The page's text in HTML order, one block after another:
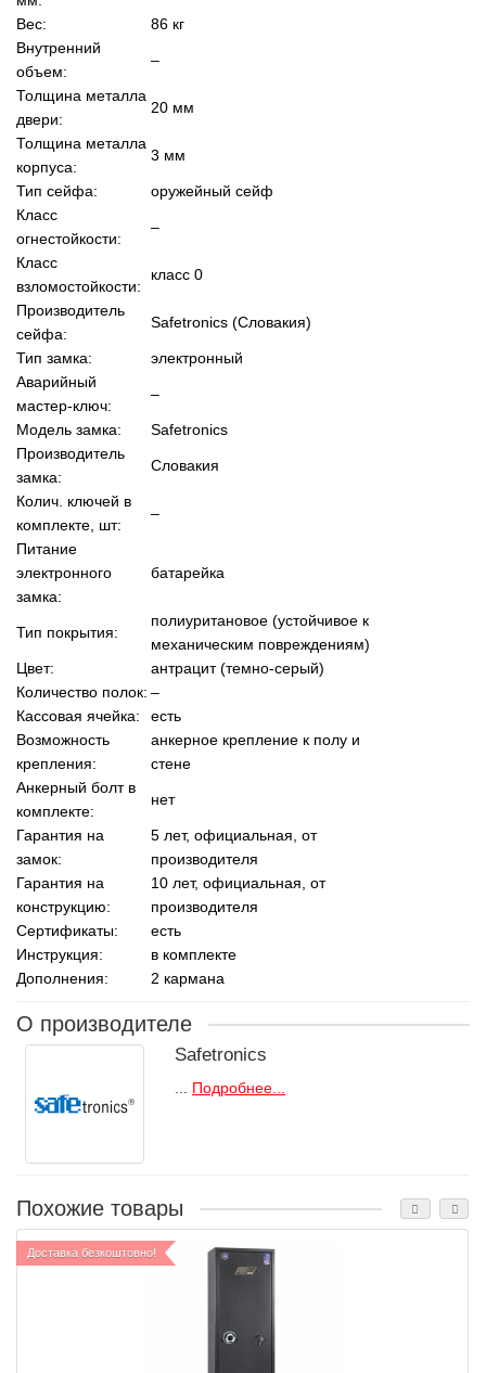
Вес:
86 кг
Внутренний
объем:
–
Толщина металла
двери:
20 мм
Толщина металла
корпуса:
3 мм
Тип сейфа:
оружейный сейф
Класс
огнестойкости:
–
Класс
взломостойкости:
класс 0
Производитель
сейфа:
Safetronics (Словакия)
Тип замка:
электронный
Аварийный
мастер-ключ:
–
Модель замка:
Safetronics
Производитель
замка:
Словакия
Колич. ключей в
комплекте, шт:
–
Питание
электронного
замка:
батарейка
Тип покрытия:
полиуритановое (устойчивое к
механическим повреждениям)
Цвет:
антрацит (темно-серый)
Количество полок: –
Кассовая ячейка:
есть
Возможность
крепления:
анкерное крепление к полу и
стене
Анкерный болт в
комплекте:
нет
Гарантия на
замок:
5 лет, официальная, от
производителя
Гарантия на
конструкцию:
10 лет, официальная, от
производителя
Сертификаты:
есть
Инструкция:
в комплекте
Дополнения:
2 кармана
О производителе
Safetronics
Подробнее...
Похожие товары
Доставка безкоштовно!